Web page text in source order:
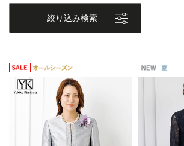
絞り込み検索